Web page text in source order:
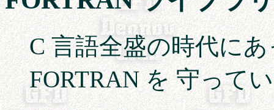
C 言語全盛の時代に
FORTRAN を 守って